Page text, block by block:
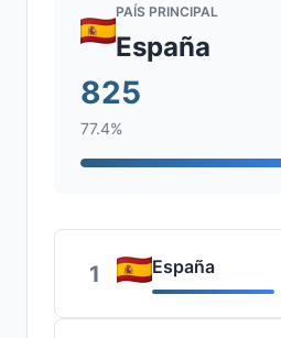
PAÍS PRINCIPAL
España
825
77.4%
1 España